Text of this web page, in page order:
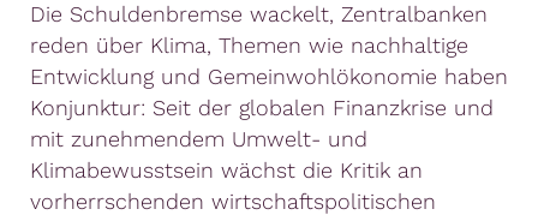
Die Schuldenbremse wackelt, Zentralbanken
reden über Klima, Themen wie nachhaltige
Entwicklung und Gemeinwohlökonomie haben
Konjunktur: Seit der globalen Finanzkrise und
mit zunehmendem Umwelt- und
Klimabewusstsein wächst die Kritik an
vorherrschenden wirtschaftspolitischen